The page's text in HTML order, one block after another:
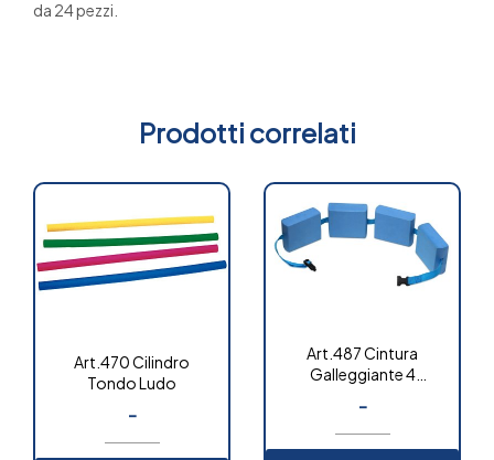
da 24 pezzi.
Prodotti correlati
Art.470 Cilindro
Tondo Ludo
-
Art.487 Cintura
Galleggiante 4
-